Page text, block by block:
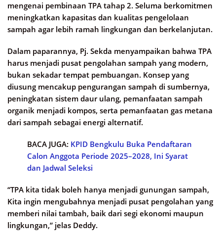
mengenai pembinaan TPA tahap 2. Seluma berkomitmen
meningkatkan kapasitas dan kualitas pengelolaan
sampah agar lebih ramah lingkungan dan berkelanjutan.
Dalam paparannya, Pj. Sekda menyampaikan bahwa TPA
harus menjadi pusat pengolahan sampah yang modern,
bukan sekadar tempat pembuangan. Konsep yang
diusung mencakup pengurangan sampah di sumbernya,
peningkatan sistem daur ulang, pemanfaatan sampah
organik menjadi kompos, serta pemanfaatan gas metana
dari sampah sebagai energi alternatif.
BACA JUGA: KPID Bengkulu Buka Pendaftaran
Calon Anggota Periode 2025–2028, Ini Syarat
dan Jadwal Seleksi
“TPA kita tidak boleh hanya menjadi gunungan sampah,
Kita ingin mengubahnya menjadi pusat pengolahan yang
memberi nilai tambah, baik dari segi ekonomi maupun
lingkungan,” jelas Deddy.